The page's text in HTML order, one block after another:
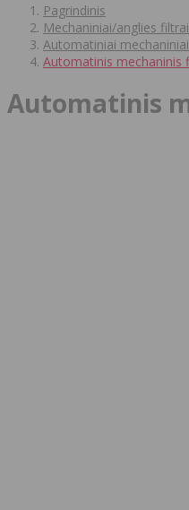
Pagrindinis
Mechaniniai/anglies filtrai
Automatiniai
Automatinis mechaninis
Automatinis